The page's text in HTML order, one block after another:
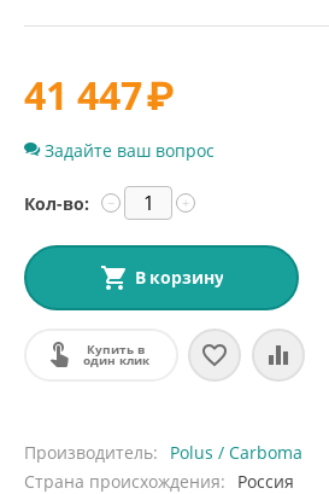
41 447₽
Задайте ваш вопрос
Кол-во: +
−
В корзину
Купить в
один клик
Производитель
Polus / Carboma
Страна происхождения
Россия